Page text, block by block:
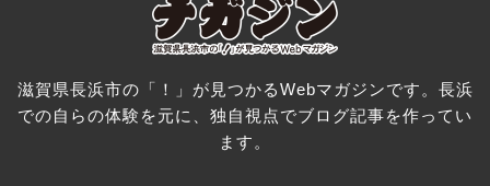
滋賀県長浜市の「！」が見つかるWebマガジンです。長浜
での自らの体験を元に、独自視点でブログ記事を作ってい
ます。